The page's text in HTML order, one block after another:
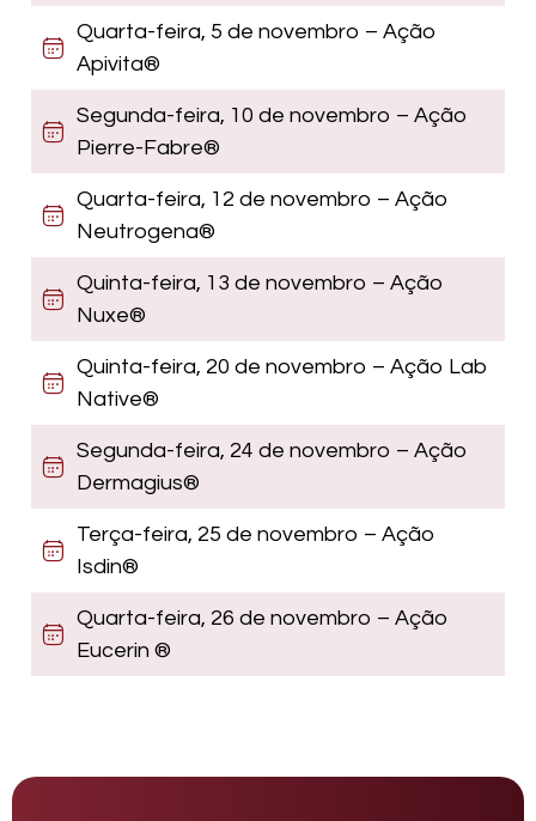
Quarta-feira, 5 de novembro – Ação
Apivita®
Segunda-feira, 10 de novembro – Ação
Pierre-Fabre®
Quarta-feira, 12 de novembro – Ação
Neutrogena®
Quinta-feira, 13 de novembro – Ação
Nuxe®
Quinta-feira, 20 de novembro – Ação Lab
Native®
Segunda-feira, 24 de novembro – Ação
Dermagius®
Terça-feira, 25 de novembro – Ação
Isdin®
Quarta-feira, 26 de novembro – Ação
Eucerin ®